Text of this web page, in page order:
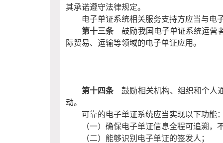
其承诺遵守法律规定。
电子单证系统相关服务支持方应当与电
第十三条鼓励我国电子单证系统运营
际贸易、运输等领域的电子单证应用。
第十四条鼓励相关机构、组织和个人
动。
可靠的电子单证系统应当实现以下功能
（一）确保电子单证信息全程可追溯，
（二）能够识别电子单证的签发人；